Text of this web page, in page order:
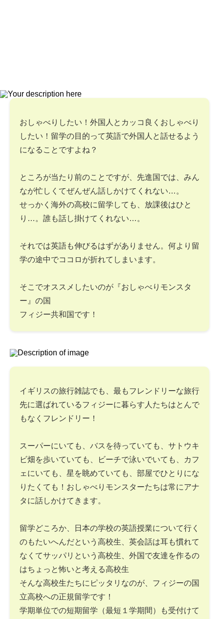
おしゃべりしたい！外国人とカッコ良くおしゃべり
したい！留学の目的って英語で外国人と話せるよう
になることですよね？
ところが当たり前のことですが、先進国では、みん
なが忙しくてぜんぜん話しかけてくれない…。
せっかく海外の高校に留学しても、放課後はひと
り…。誰も話し掛けてくれない…。
それでは英語も伸びるはずがありません。何より留
学の途中でココロが折れてしまいます。
そこでオススメしたいのが『おしゃべりモンスタ
ー』の国
フィジー共和国です！
イギリスの旅行雑誌でも、最もフレンドリーな旅行
先に選ばれているフィジーに暮らす人たちはとんで
もなくフレンドリー！
スーパーにいても、バスを待っていても、サトウキ
ビ畑を歩いていても、ビーチで泳いでいても、カフ
ェにいても、星を眺めていても、部屋でひとりにな
りたくても！おしゃべりモンスターたちは常にアナ
タに話しかけてきます。
留学どころか、日本の学校の英語授業について行く
のもたいへんだという高校生、英会話は耳も慣れて
なくてサッパリという高校生、外国で友達を作るの
はちょっと怖いと考える高校生
そんな高校生たちにピッタリなのが、フィジーの国
立高校への正規留学です！
学期単位での短期留学（最短１学期間）も受付けて